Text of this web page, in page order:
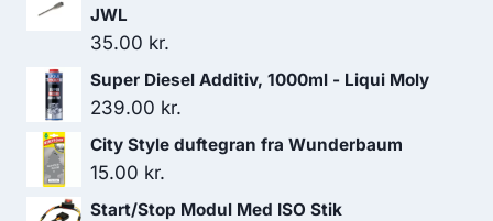
449.00 kr..381.65 kr..
JWL
35.00 kr.
Super Diesel Additiv, 1000ml - Liqui Moly
239.00 kr.
City Style duftegran fra Wunderbaum
15.00 kr.
Start/Stop Modul Med ISO Stik